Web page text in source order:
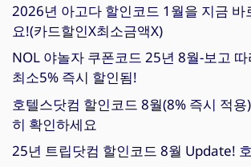
2026년 아고다 할인코드 1월을 지금 바
요!(카드할인X최소금액X)
NOL 야놀자 쿠폰코드 25년 8월-보고
최소5% 즉시 할인됨!
호텔스닷컴 할인코드 8월(8% 즉시 적
히 확인하세요
25년 트립닷컴 할인코드 8월 Update!